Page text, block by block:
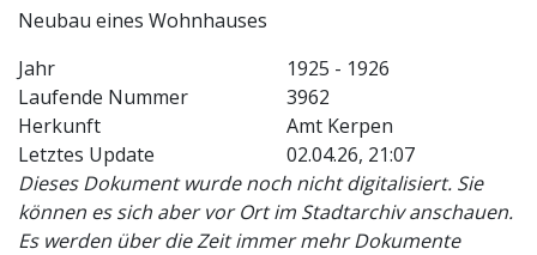
Neubau eines Wohnhauses
Jahr
1925 - 1926
Laufende Nummer
3962
Herkunft
Amt Kerpen
Letztes Update
02.04.26, 21:07
Dieses Dokument wurde noch nicht digitalisiert. Sie
können es sich aber vor Ort im Stadtarchiv anschauen.
Es werden über die Zeit immer mehr Dokumente